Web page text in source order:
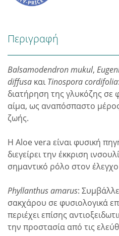
Περιγραφή
Balsamodendron mukul,
diffusa και Tinospora cordifolia
διατήρηση της γλυκόζης σε
αίμα, ως αναπόσπαστο
ζωής.
Η Aloe vera είναι φυσική
διεγείρει την έκκριση
σημαντικό ρόλο στον
Phyllanthus amarus:
σακχάρου σε φυσιολογικά
περιέχει επίσης
την προστασία από τις